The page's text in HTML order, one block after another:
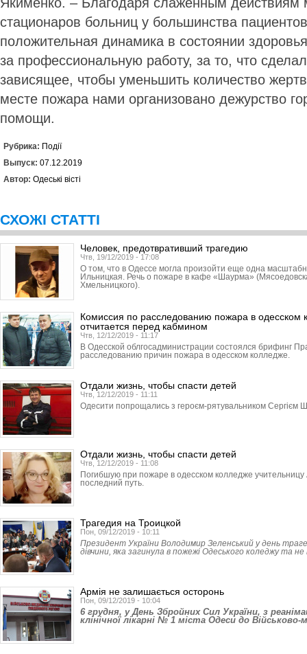
стационаров больниц у большинства
положительная динамика в состоянии
за профессиональную работу, за то, что
зависящее, чтобы уменьшить количество
месте пожара нами организовано дежурство
помощи.
Рубрика: Події
Выпуск: 07.12.2019
Автор: Одеські вісті
СХОЖІ СТАТТІ
Человек, предотвративший трагедию
Чтв, 19/12/2019 - 17:08
О том, что в Одессе могла произойти еще одна
Ильницкая. Речь о пожаре в кафе «Шаурма»
Хмельницкого).
Комиссия по расследованию пожара в одесском
отчитается перед кабмином
Чтв, 12/12/2019 - 11:17
В Одесской облгосадми­нист­рации состоялся брифинг
расследованию причин пожара в одесском колледже.
Отдали жизнь, чтобы спасти детей
Чтв, 12/12/2019 - 11:11
Одесити попрощались з героєм-рятувальником Сергієм
Отдали жизнь, чтобы спасти детей
Чтв, 12/12/2019 - 11:08
Погибшую при пожаре в одесском колледже
последний путь.
Трагедия на Троицкой
Пон, 09/12/2019 - 10:11
Президент України Володимир Зеленський у день
дівчини, яка загинула в пожежі Одеського коледжу та
Армія не залишається осторонь
Пон, 09/12/2019 - 10:04
6 грудня, у День Збройних Сил України, з
клінічної лікарні № 1 міста Одеси до